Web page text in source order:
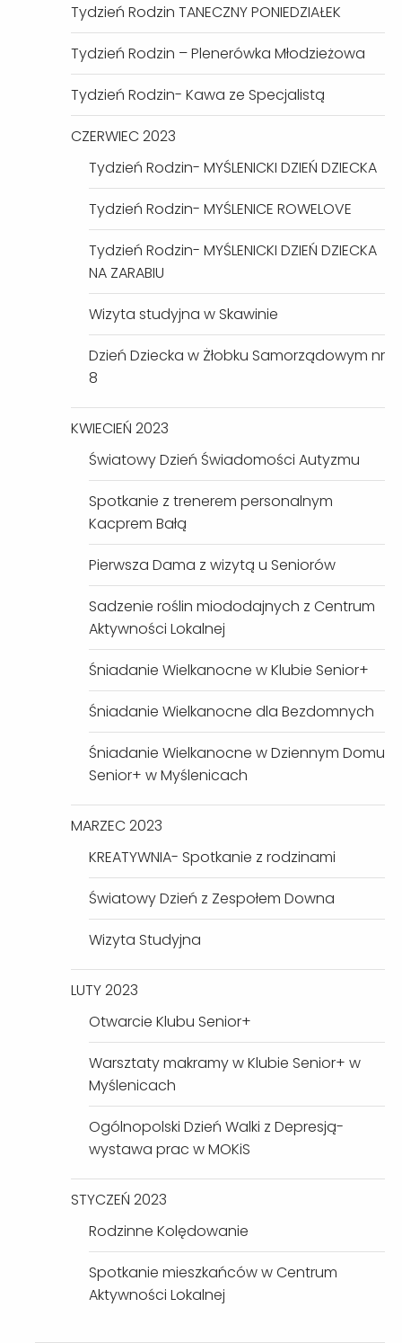
Tydzień Rodzin TANECZNY PONIEDZIAŁEK
Tydzień Rodzin – Plenerówka Młodzieżowa
Tydzień Rodzin- Kawa ze Specjalistą
CZERWIEC 2023
Tydzień Rodzin- MYŚLENICKI DZIEŃ DZIECKA
Tydzień Rodzin- MYŚLENICE ROWELOVE
Tydzień Rodzin- MYŚLENICKI DZIEŃ DZIECKA
NA ZARABIU
Wizyta studyjna w Skawinie
Dzień Dziecka w Żłobku Samorządowym nr
8
KWIECIEŃ 2023
Światowy Dzień Świadomości Autyzmu
Spotkanie z trenerem personalnym
Kacprem Bałą
Pierwsza Dama z wizytą u Seniorów
Sadzenie roślin miododajnych z Centrum
Aktywności Lokalnej
Śniadanie Wielkanocne w Klubie Senior+
Śniadanie Wielkanocne dla Bezdomnych
Śniadanie Wielkanocne w Dziennym Domu
Senior+ w Myślenicach
MARZEC 2023
KREATYWNIA- Spotkanie z rodzinami
Światowy Dzień z Zespołem Downa
Wizyta Studyjna
LUTY 2023
Otwarcie Klubu Senior+
Warsztaty makramy w Klubie Senior+ w
Myślenicach
Ogólnopolski Dzień Walki z Depresją-
wystawa prac w MOKiS
STYCZEŃ 2023
Rodzinne Kolędowanie
Spotkanie mieszkańców w Centrum
Aktywności Lokalnej